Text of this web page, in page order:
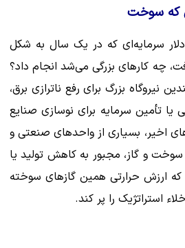
۱۰ میلیارد دلار سرمایه‌ای که در یک سال به شکل
چه کارهای بزرگی می‌شد انجام داد؟
نیروگاه بزرگ برای رفع ناترازی برق،
یا تأمین سرمایه برای نوسازی صنایع
اخیر، بسیاری از واحدهای صنعتی و
و گاز، مجبور به کاهش تولید یا
که ارزش حرارتی همین گازهای سوخته
استراتژیک را پر کند.